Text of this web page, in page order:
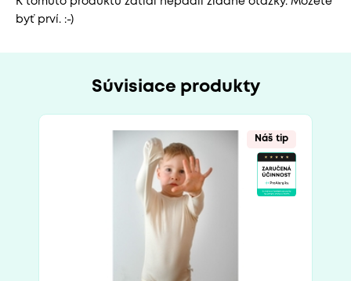
byť prví. :-)
Súvisiace produkty
Náš tip